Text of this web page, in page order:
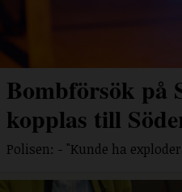
Bombförsök på
kopplas till
Polisen: - "Kunde ha